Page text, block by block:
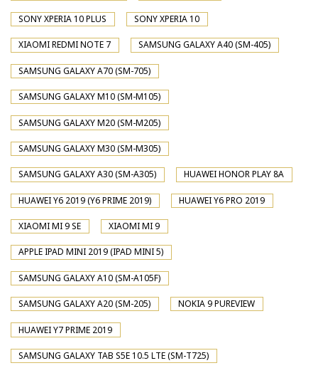
SONY XPERIA 10 PLUS SONY XPERIA 10
XIAOMI REDMI NOTE 7 SAMSUNG GALAXY A40 (SM-405)
SAMSUNG GALAXY A70 (SM-705)
SAMSUNG GALAXY M10 (SM-M105)
SAMSUNG GALAXY M20 (SM-M205)
SAMSUNG GALAXY M30 (SM-M305)
SAMSUNG GALAXY A30 (SM-A305) HUAWEI HONOR PLAY 8A
HUAWEI Y6 2019 (Y6 PRIME 2019) HUAWEI Y6 PRO 2019
XIAOMI MI 9 SE XIAOMI MI 9
APPLE IPAD MINI 2019 (IPAD MINI 5)
SAMSUNG GALAXY A10 (SM-A105F)
SAMSUNG GALAXY A20 (SM-205) NOKIA 9 PUREVIEW
HUAWEI Y7 PRIME 2019
SAMSUNG GALAXY TAB S5E 10.5 LTE (SM-T725)